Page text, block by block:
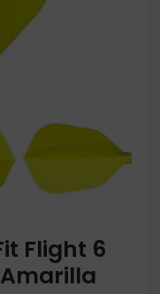
Flight 6